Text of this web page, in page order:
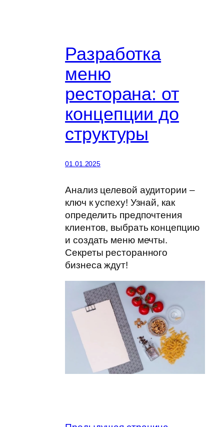
Разработка
меню
ресторана: от
концепции до
структуры
01.01.2025
Анализ целевой аудитории –
ключ к успеху! Узнай, как
определить предпочтения
клиентов, выбрать концепцию
и создать меню мечты.
Секреты ресторанного
бизнеса ждут!